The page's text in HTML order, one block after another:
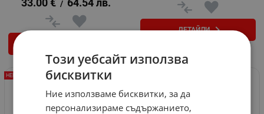
33.00 € / 64.54 лв.
ДЕТАЙЛИ
НЕНАЛИЧЕН
Този уебсайт използва
бисквитки
Ние използваме бисквитки, за да
персонализираме съдържанието,